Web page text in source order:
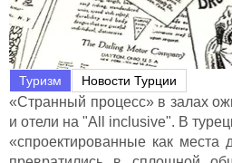
Туризм Новости Турции
«Странный процесс» в залах
и отели на "All inclusive". В
«спроектированные как